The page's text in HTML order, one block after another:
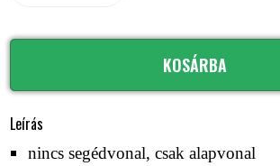
KOSÁRBA
Leírás
nincs segédvonal, csak alapvonal